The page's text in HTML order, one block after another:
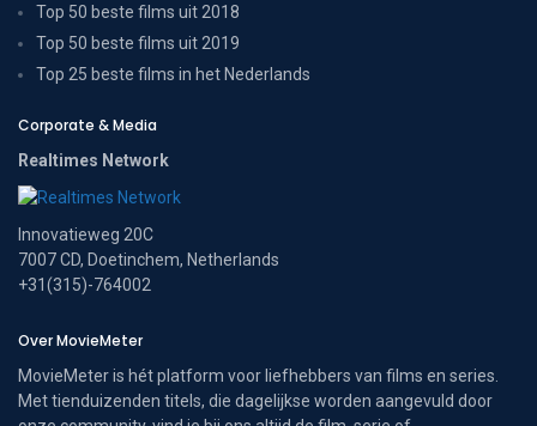
Top 50 beste films uit 2018
Top 50 beste films uit 2019
Top 25 beste films in het Nederlands
Corporate & Media
Realtimes Network
Innovatieweg 20C
7007 CD, Doetinchem, Netherlands
+31(315)-764002
Over MovieMeter
MovieMeter is hét platform voor liefhebbers van films en series.
Met tienduizenden titels, die dagelijkse worden aangevuld door